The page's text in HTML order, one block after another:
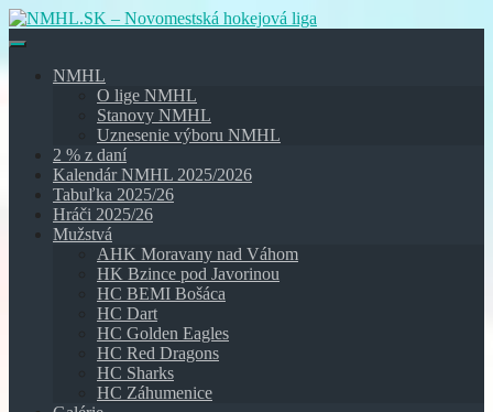
Skip
to
NMHL
O lige NMHL
Stanovy NMHL
Uznesenie výboru NMHL
2 % z daní
Kalendár NMHL 2025/2026
Tabuľka 2025/26
Hráči 2025/26
Mužstvá
AHK Moravany nad Váhom
HK Bzince pod Javorinou
HC BEMI Bošáca
HC Dart
HC Golden Eagles
HC Red Dragons
HC Sharks
HC Záhumenice